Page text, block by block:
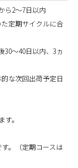
ら2～7日以内
定期サイクルに合
～40日以内、3ヵ
な次回出荷予定日
。
。（定期コースは